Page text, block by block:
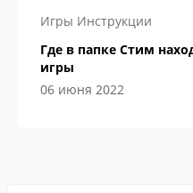
Игры Инструкции
Где в папке Стим
игры
06 июня 2022